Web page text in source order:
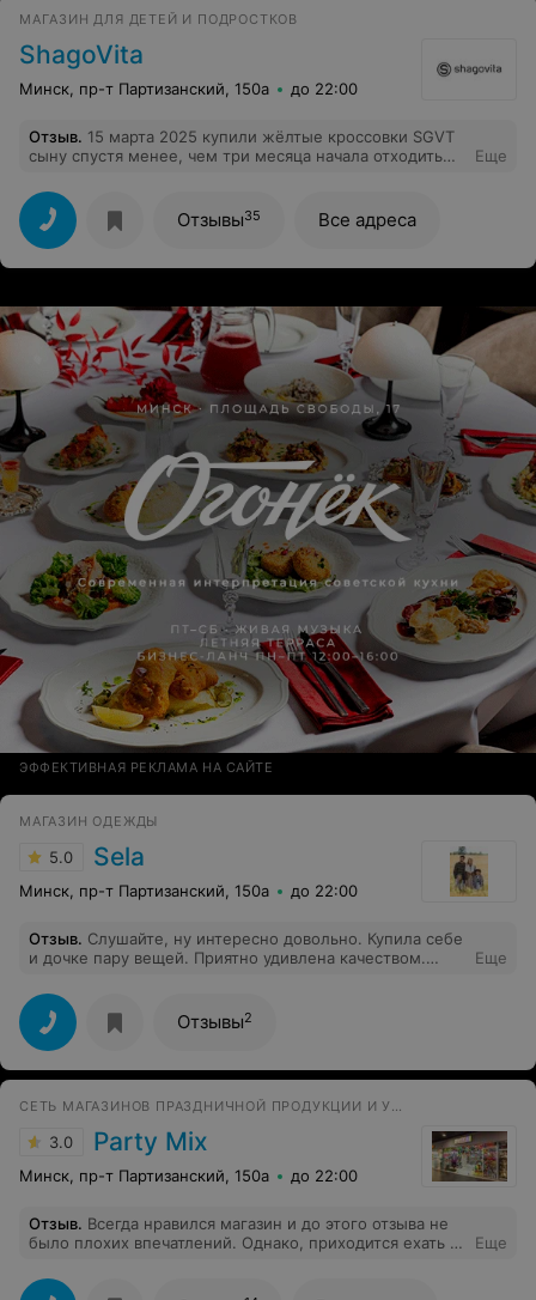
МAГAЗИН ДЛЯ ДЕТЕЙ И ПОДРОСТКОВ
ShagoVita
Минск, пр-т Партизанский, 150а до 22:00
Отзыв. 15 марта 2025 купили жёлтые кроссовки SGVT
сыну спустя менее, чем три месяца начала отходить
рекомендую к покупке.
Еще
Отзывы35 Все адреса
ЭФФЕКТИВНАЯ РЕКЛАМА НА САЙТЕ
МАГАЗИН ОДЕЖДЫ
5.0 Sela
Минск, пр-т Партизанский, 150а до 22:00
Отзыв. Слушайте, ну интересно довольно. Купила себе
и дочке пару вещей. Приятно удивлена качеством.
массмаркетовых брендах витрины пестрые сделают -
все кажется хочешь купить) А тут, начинаешь
присматриваться к каждой вещи - очень даже здорово.
Еще
Отзывы2
СЕТЬ МАГАЗИНОВ ПРАЗДНИЧНОЙ ПРОДУКЦИИ И УСЛУГ
3.0 Party Mix
Минск, пр-т Партизанский, 150а до 22:00
Отзыв. Всегда нравился магазин и до этого отзыва не
было плохих впечатлений. Однако, приходится ехать в
12.08.2019 по адресу Горецкого 2 обратились за
Еще